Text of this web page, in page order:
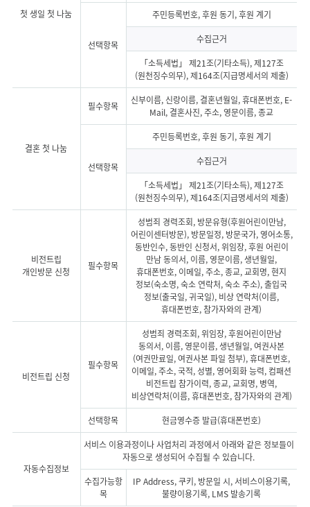
첫 생일 첫 나눔
선택항목
주민등록번호, 후원 동기, 후원 계기
수집근거
「소득세법」 제21조(기타소득), 제127조
(원천징수의무), 제164조(지급명세서의 제출)
결혼 첫 나눔
필수항목
신부이름, 신랑이름, 결혼년월일, 휴대폰번호, E-
Mail, 결혼사진, 주소, 영문이름, 종교
선택항목
주민등록번호, 후원 동기, 후원 계기
수집근거
「소득세법」 제21조(기타소득), 제127조
(원천징수의무), 제164조(지급명세서의 제출)
비전트립
개인방문 신청
필수항목
성범죄 경력조회, 방문유형(후원어린이만남,
어린이센터방문), 방문일정, 방문국가, 영어소통,
동반인수, 동반인 신청서, 위임장, 후원 어린이
만남 동의서, 이름, 영문이름, 생년월일,
휴대폰번호, 이메일, 주소, 종교, 교회명, 현지
정보(숙소명, 숙소 연락처, 숙소 주소), 출입국
정보(출국일, 귀국일), 비상 연락처(이름,
휴대폰번호, 참가자와의 관계)
비전트립 신청
필수항목
성범죄 경력조회, 위임장, 후원어린이만남
동의서, 이름, 영문이름, 생년월일, 여권사본
(여권만료일, 여권사본 파일 첨부), 휴대폰번호,
이메일, 주소, 국적, 성별, 영어회화 능력, 컴패션
비전트립 참가이력, 종교, 교회명, 병역,
비상연락처(이름, 휴대폰번호, 참가자와의 관계)
선택항목
현금영수증 발급(휴대폰번호)
자동수집정보
서비스 이용과정이나 사업처리 과정에서 아래와 같은 정보들이
자동으로 생성되어 수집될 수 있습니다.
수집가능항
목
IP Address, 쿠키, 방문일 시, 서비스이용기록,
불량이용기록, LMS 발송기록